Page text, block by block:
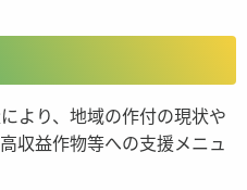
より、地域の作付の現状や
収益作物等への支援メニュ